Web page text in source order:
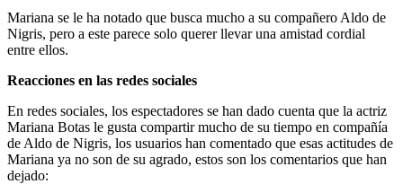
Mariana se le ha notado que busca mucho a su compañero Aldo de
Nigris, pero a este parece solo querer llevar una amistad cordial
entre ellos.
Reacciones en las redes sociales
En redes sociales, los espectadores se han dado cuenta que la actriz
Mariana Botas le gusta compartir mucho de su tiempo en compañía
de Aldo de Nigris, los usuarios han comentado que esas actitudes de
Mariana ya no son de su agrado, estos son los comentarios que han
dejado: